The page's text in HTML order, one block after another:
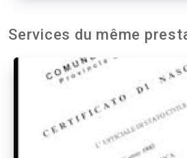
Services du même